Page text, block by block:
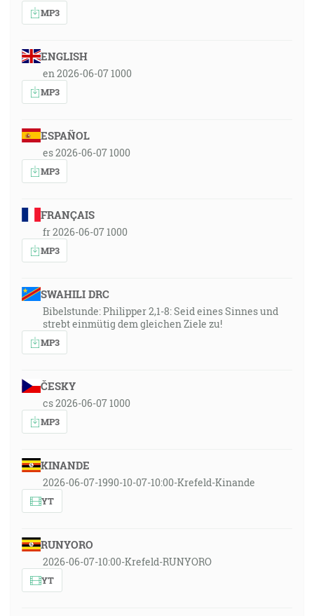
MP3
ENGLISH
en 2026-06-07 1000
MP3
ESPAÑOL
es 2026-06-07 1000
MP3
FRANÇAIS
fr 2026-06-07 1000
MP3
SWAHILI DRC
Bibelstunde: Philipper 2,1-8: Seid eines Sinnes und
strebt einmütig dem gleichen Ziele zu!
MP3
ČESKY
cs 2026-06-07 1000
MP3
KINANDE
2026-06-07-1990-10-07-10:00-Krefeld-Kinande
YT
RUNYORO
2026-06-07-10:00-Krefeld-RUNYORO
YT